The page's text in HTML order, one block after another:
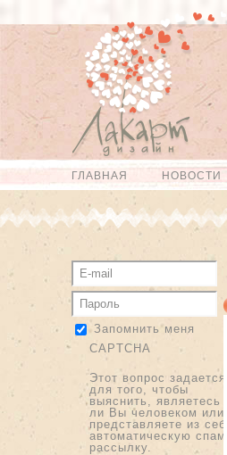
Перейти к
основному
содержанию
Skip to
navigation
Главное меню
ГЛАВНАЯ НОВОСТИ
Запомнить меня
CAPTCHA
Этот вопрос задается
для того, чтобы
выяснить, являетесь
ли Вы человеком или
представляете из себя
автоматическую спам-
рассылку.